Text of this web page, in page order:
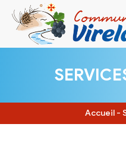
VIVRE
SE
Accueil -